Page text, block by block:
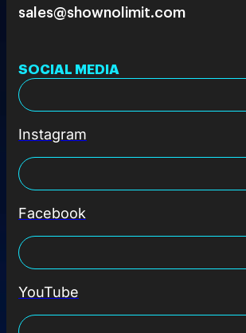
sales@shownolimit.com
SOCIAL MEDIA
Instagram
Facebook
YouTube